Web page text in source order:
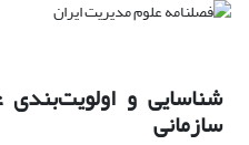
شناسایی و
سازمانی